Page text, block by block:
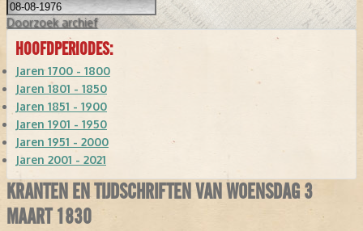
Doorzoek archief
HOOFDPERIODES:
Jaren 1700 - 1800
Jaren 1801 - 1850
Jaren 1851 - 1900
Jaren 1901 - 1950
Jaren 1951 - 2000
Jaren 2001 - 2021
KRANTEN EN TIJDSCHRIFTEN VAN WOENSDAG 3
MAART 1830